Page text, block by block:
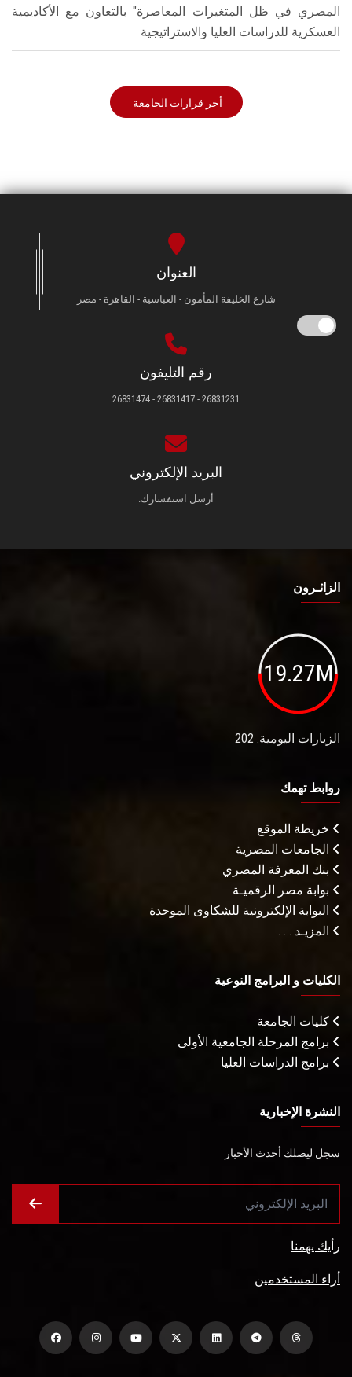
المصري في ظل المتغيرات المعاصرة" بالتعاون مع الأكاديمية
العسكرية للدراسات العليا والاستراتيجية
أخر قرارات الجامعة
العنوان
شارع الخليفة المأمون - العباسية - القاهرة - مصر
رقم التليفون
26831231 - 26831417 - 26831474
البريد الإلكتروني
أرسل استفسارك.
الزائـرون
19.27M
الزيارات اليومية: 202
روابط تهمك
خريطة الموقع
الجامعات المصرية
بنك المعرفة المصري
بوابة مصر الرقميـة
البوابة الإلكترونية للشكاوى الموحدة
المزيـد . . .
الكليات و البرامج النوعية
كليات الجامعة
برامج المرحلة الجامعية الأولى
برامج الدراسات العليا
النشرة الإخبارية
سجل ليصلك أحدث الأخبار
رأيك يهمنا
أراء المستخدمين